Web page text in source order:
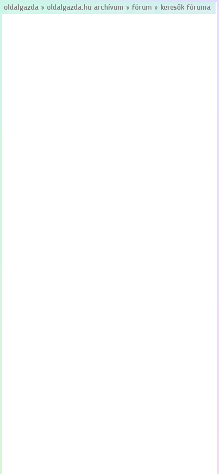
oldalgazda » oldalgazda.hu archívum » fórum » keresők fóruma